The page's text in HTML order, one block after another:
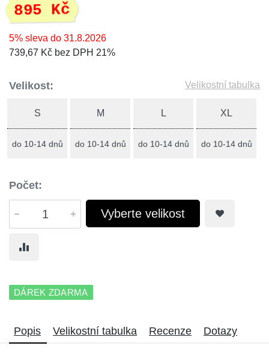
895 Kč
5% sleva do 31.8.2026
739,67 Kč bez DPH 21%
Velikost: Velikostní tabulka
S
do 10-14 dnů
M
do 10-14 dnů
L
do 10-14 dnů
XL
do 10-14 dnů
Počet:
Vyberte velikost
DÁREK ZDARMA
Popis Velikostní tabulka Recenze Dotazy